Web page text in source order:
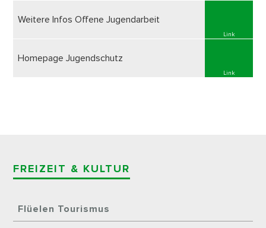
Weitere Infos Offene Jugendarbeit
Link
Homepage Jugendschutz
Link
FREIZEIT & KULTUR
Flüelen Tourismus